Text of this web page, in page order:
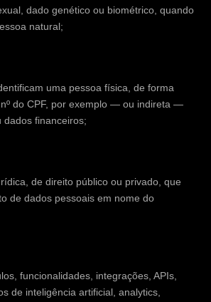
dado genético ou biométrico, quando
natural;
uma pessoa física, de forma
do CPF, por exemplo — ou indireta —
dados financeiros;
de direito público ou privado, que
de dados pessoais em nome do
funcionalidades, integrações, APIs,
de inteligência artificial, analytics,